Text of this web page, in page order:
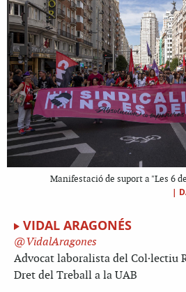
Manifestació de suport a "Les 6
|
VIDAL ARAGONÉS
VidalAragones
Advocat laboralista del Col·lectiu
Dret del Treball a la UAB